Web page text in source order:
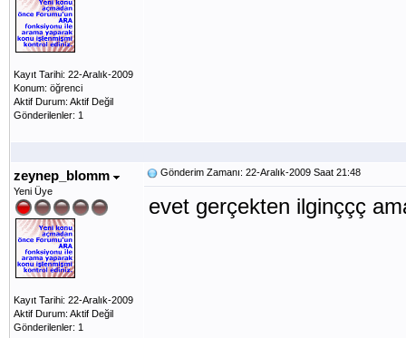
Kayıt Tarihi: 22-Aralık-2009
Konum: öğrenci
Aktif Durum: Aktif Değil
Gönderilenler: 1
zeynep_blomm
Yeni Üye
Kayıt Tarihi: 22-Aralık-2009
Aktif Durum: Aktif Değil
Gönderilenler: 1
Gönderim Zamanı: 22-Aralık-2009 Saat 21:48
evet gerçekten ilginççç